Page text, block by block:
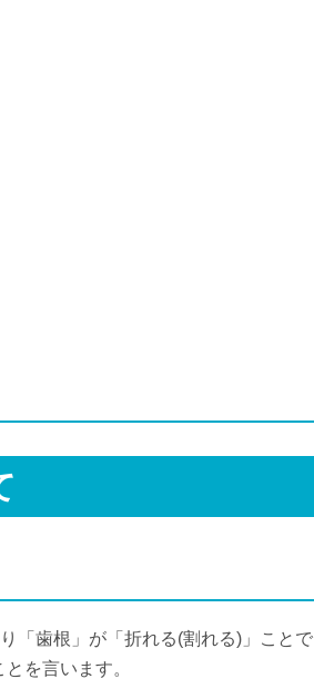
「歯根」が「折れる(割れる)」ことで
を言います。